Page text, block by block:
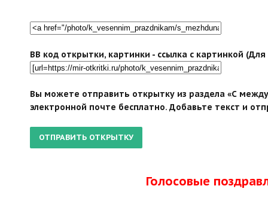
BB код открытки, картинки - ссылка с картинкой
Вы можете отправить открытку из раздела «С
электронной почте бесплатно. Добавьте текст и
Голосовые